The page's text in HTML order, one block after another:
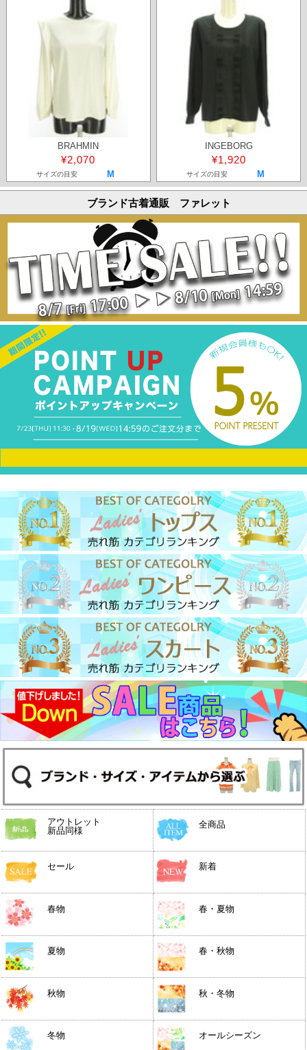
BRAHMIN
¥2,070
サイズの目安 M
INGEBORG
¥1,920
サイズの目安 M
ブランド古着通販 ファレット
アウトレット
新品同様
全商品
セール 新着
春物 春・夏物
夏物 春・秋物
秋物 秋・冬物
冬物 オールシーズン